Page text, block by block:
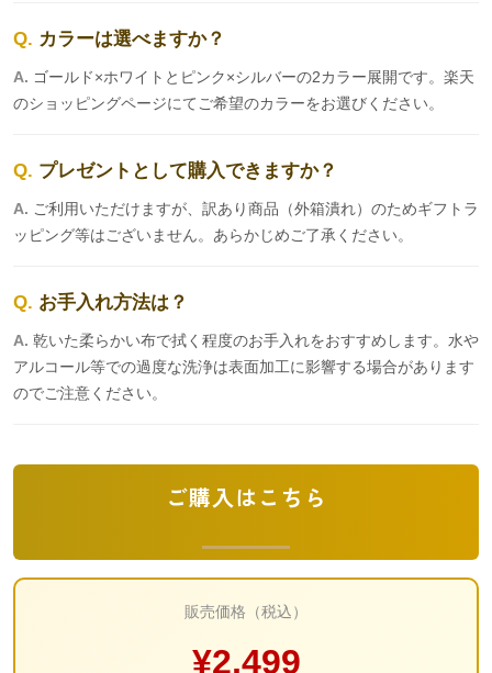
カラーは選べますか？
ゴールド×ホワイトとピンク×シルバーの2カラー展開です。楽天
のショッピングページにてご希望のカラーをお選びください。
プレゼントとして購入できますか？
ご利用いただけますが、訳あり商品（外箱潰れ）のためギフトラ
ッピング等はございません。あらかじめご了承ください。
お手入れ方法は？
乾いた柔らかい布で拭く程度のお手入れをおすすめします。水や
アルコール等での過度な洗浄は表面加工に影響する場合があります
のでご注意ください。
ご購入はこちら
販売価格（税込）
¥2,499